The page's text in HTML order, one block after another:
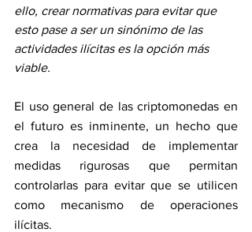
ello, crear normativas para evitar que
esto pase a ser un sinónimo de las
actividades ilícitas es la opción más
viable.
El uso general de las criptomonedas en
el futuro es inminente, un hecho que
crea la necesidad de implementar
medidas rigurosas que permitan
controlarlas para evitar que se utilicen
como mecanismo de operaciones
ilícitas.